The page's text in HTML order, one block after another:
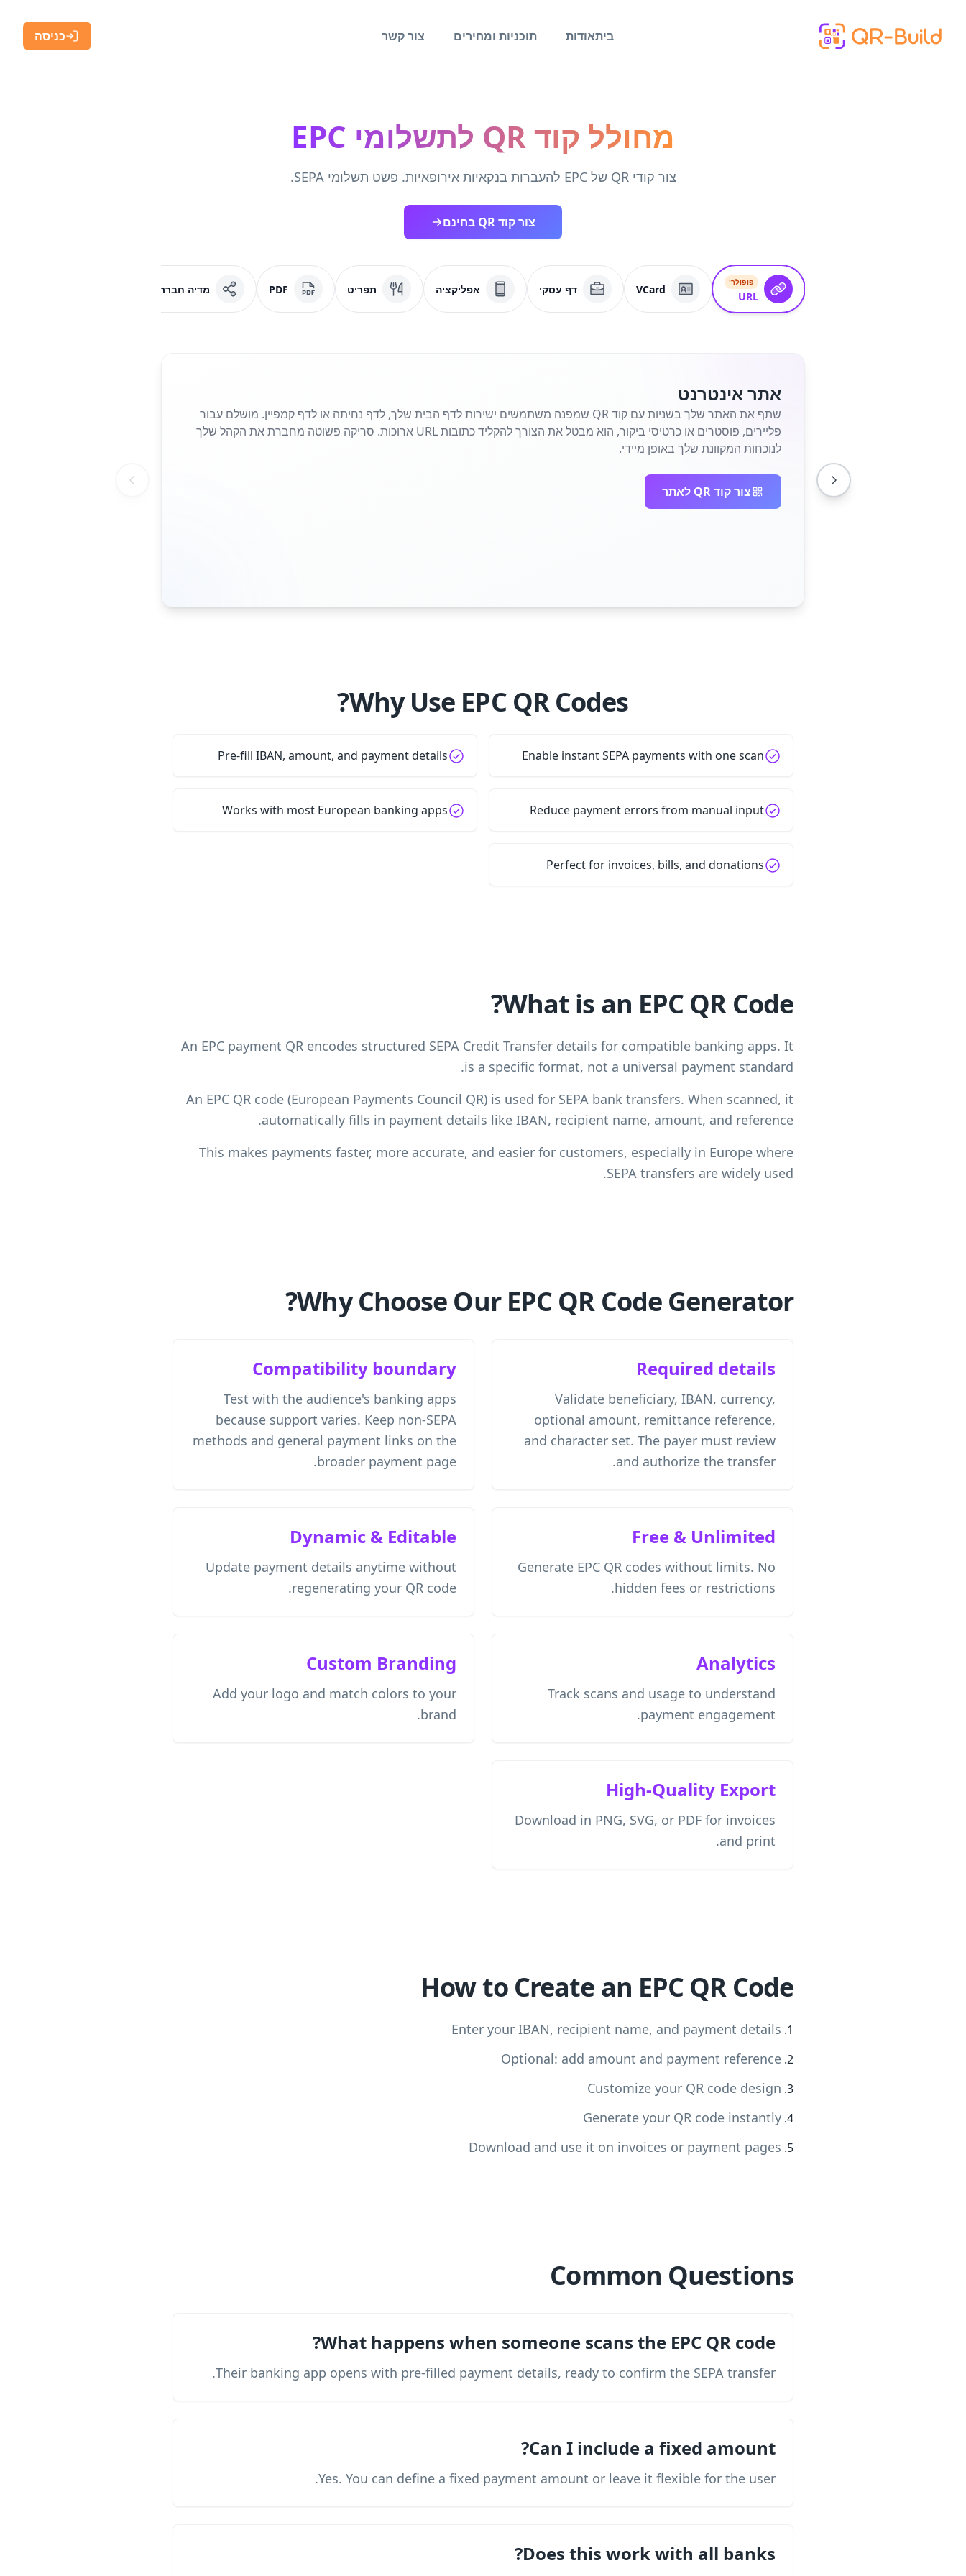
ביתאודות תוכניות ומחירים צור קשר כניסה
מחולל קוד QR לתשלומי EPC
צור קודי QR של EPC להעברות בנקאיות אירופאיות. פשט תשלומי SEPA.
צור קוד QR בחינם
פופולרי
URL
VCard דף עסקי אפליקציה תפריט PDF מדיה חברתית
אתר אינטרנט
שתף את האתר שלך בשניות עם קוד QR שמפנה משתמשים ישירות לדף הבית שלך, לדף נחיתה או לדף קמפיין. מושלם עבור
פליירים, פוסטרים או כרטיסי ביקור, הוא מבטל את הצורך להקליד כתובות URL ארוכות. סריקה פשוטה מחברת את הקהל שלך
לנוכחות המקוונת שלך באופן מיידי.
צור קוד QR לאתר
Why Use EPC QR Codes?
Enable instant SEPA payments with one scan
Pre-fill IBAN, amount, and payment details
Reduce payment errors from manual input
Works with most European banking apps
Perfect for invoices, bills, and donations
What is an EPC QR Code?
An EPC payment QR encodes structured SEPA Credit Transfer details for compatible banking apps. It
is a specific format, not a universal payment standard.
An EPC QR code (European Payments Council QR) is used for SEPA bank transfers. When scanned, it
automatically fills in payment details like IBAN, recipient name, amount, and reference.
This makes payments faster, more accurate, and easier for customers, especially in Europe where
SEPA transfers are widely used.
Why Choose Our EPC QR Code Generator?
Required details
Validate beneficiary, IBAN, currency,
optional amount, remittance reference,
and character set. The payer must review
and authorize the transfer.
Compatibility boundary
Test with the audience's banking apps
because support varies. Keep non-SEPA
methods and general payment links on the
broader payment page.
Free & Unlimited
Generate EPC QR codes without limits. No
hidden fees or restrictions.
Dynamic & Editable
Update payment details anytime without
regenerating your QR code.
Analytics
Track scans and usage to understand
payment engagement.
Custom Branding
Add your logo and match colors to your
brand.
High-Quality Export
Download in PNG, SVG, or PDF for invoices
and print.
How to Create an EPC QR Code
Enter your IBAN, recipient name, and payment details
Optional: add amount and payment reference
Customize your QR code design
Generate your QR code instantly
Download and use it on invoices or payment pages
Common Questions
What happens when someone scans the EPC QR code?
Their banking app opens with pre-filled payment details, ready to confirm the SEPA transfer.
Can I include a fixed amount?
Yes. You can define a fixed payment amount or leave it flexible for the user.
Does this work with all banks?